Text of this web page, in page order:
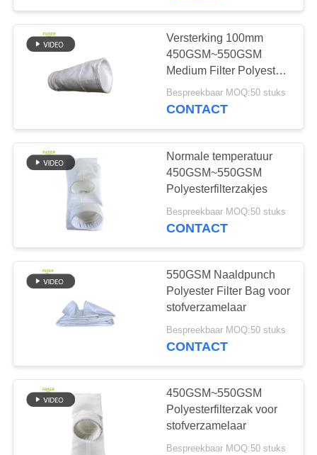
Versterking 100mm
450GSM~550GSM
Medium Filter Polyester
Filter Bag voor
staalfabriek
Bespreekbaar MOQ:50 stuks
CONTACT
Normale temperatuur
450GSM~550GSM
Polyesterfilterzakjes
Bespreekbaar MOQ:50 stuks
CONTACT
550GSM Naaldpunch
Polyester Filter Bag voor
stofverzamelaar
Bespreekbaar MOQ:50 stuks
CONTACT
450GSM~550GSM
Polyesterfilterzak voor
stofverzamelaar
Bespreekbaar MOQ:50 stuks